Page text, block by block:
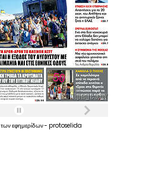
τωνεφημερίδων- protoselida